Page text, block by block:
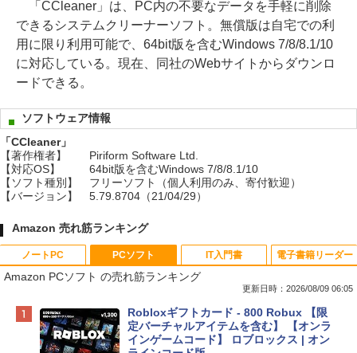
「CCleaner」は、PC内の不要なデータを手軽に削除
できるシステムクリーナーソフト。無償版は自宅での利
用に限り利用可能で、64bit版を含むWindows 7/8/8.1/10
に対応している。現在、同社のWebサイトからダウンロ
ードできる。
ソフトウェア情報
「CCleaner」
【著作権者】
Piriform Software Ltd.
【対応OS】
64bit版を含むWindows 7/8/8.1/10
【ソフト種別】
フリーソフト（個人利用のみ、寄付歓迎）
【バージョン】
5.79.8704（21/04/29）
Amazon 売れ筋ランキング
ノートPC
Apple 2026 MacBook Neo A18 Proチッ
プ搭載13インチノートブック：AIとAppl
e Intelligenceのために設計、Liquid Ret
PCソフト
Amazon PCソフト の売れ筋ランキング
更新日時：2026/08/09 06:05
Robloxギフトカード - 800 Robux 【限
定バーチャルアイテムを含む】 【オンラ
インゲームコード】 ロブロックス | オン
IT入門書 電子書籍リーダー